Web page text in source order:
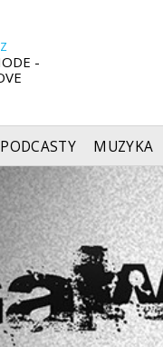
-
PODCASTY MUZYKA